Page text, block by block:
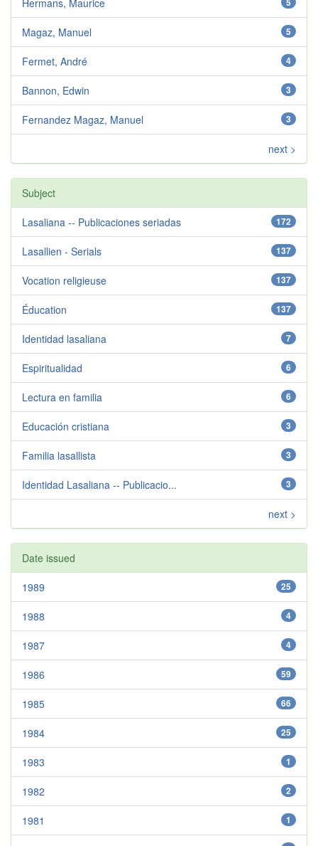
Hermans, Maurice
5
Magaz, Manuel
4
Fermet, André
3
Bannon, Edwin
3
Fernandez Magaz, Manuel
next >
Subject
172
Lasaliana -- Publicaciones seriadas
137
Lasallien - Serials
137
Vocation religieuse
137
Éducation
7
Identidad lasaliana
6
Espiritualidad
6
Lectura en familia
3
Educación cristiana
3
Familia lasallista
3
Identidad Lasaliana -- Publicacio...
next >
Date issued
25
1989
4
1988
4
1987
59
1986
66
1985
25
1984
1
1983
2
1982
1
1981